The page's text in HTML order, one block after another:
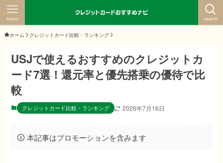
search
menu
ホーム クレジットカード比較・ランキング
USJで使えるおすすめのクレジットカ
ード7選！還元率と優先搭乗の優待で比
較
クレジットカード比較・ランキング 2026年7月16日
本記事はプロモーションを含みます